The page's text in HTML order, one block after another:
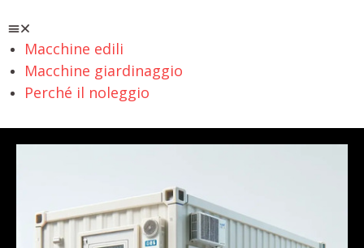
Macchine edili
Macchine giardinaggio
Perché il noleggio